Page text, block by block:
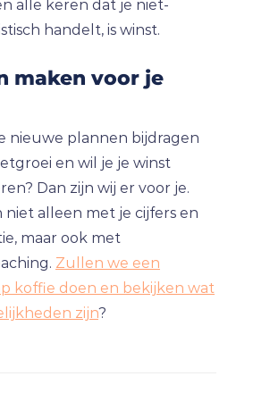
alle keren dat je niet-
handelt, is winst.
maken voor je
nieuwe plannen bijdragen
en wil je je winst
Dan zijn wij er voor je.
niet alleen met je cijfers en
maar ook met
Zullen we een
koffie doen en bekijken wat
zijn?